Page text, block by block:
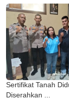
Sertifikat Tanah
Diserahkan ...